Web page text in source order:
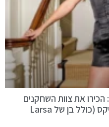
Calabasas Confidential: הכירו את צוות השחקנים
של הסדרה החדשה בנטפליקס (כולל בן של Larsa